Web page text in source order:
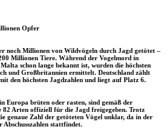
Opfer
noch Millionen von Wildvögeln durch Jagd getötet –
Millionen Tiere. Während der Vogelmord in
schon lange bekannt ist, wurden die höchsten
und Großbritannien ermittelt. Deutschland zählt
den höchsten Jagdzahlen und liegt auf Platz 6.
Europa brüten oder rasten, sind gemäß der
82 Arten offiziell für die Jagd freigegeben. Trotz
genaue Zahl der getöteten Vögel unklar, da in der
Abschusszahlen stattfindet.